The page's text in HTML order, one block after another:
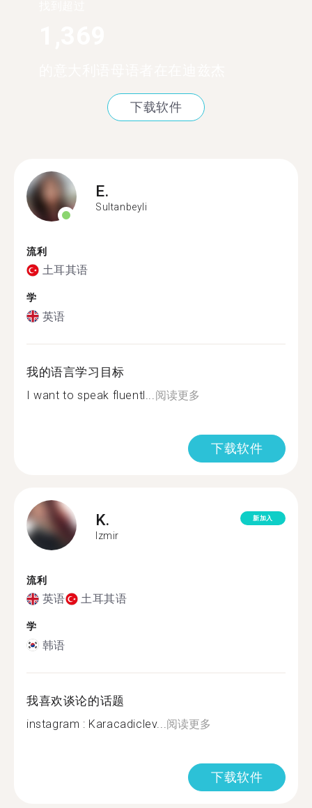
下载软件
E.
Sultanbeyli
流利
土耳其语
学
英语
我的语言学习目标
I want to speak fluentl... 阅读更多
下载软件
K.
Izmir
新加入
流利
英语 土耳其语
学
韩语
我喜欢谈论的话题
instagram : Karacadiclev... 阅读更多
下载软件